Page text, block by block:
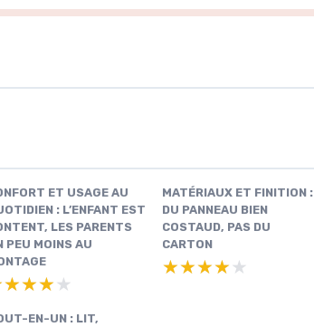
ET USAGE AU
: L’ENFANT EST
LES PARENTS
PEU MOINS AU
MATÉRIAUX ET FINITION :
DU PANNEAU BIEN
COSTAUD, PAS DU
CARTON
★★★★★
★★★★★
EN-UN : LIT,